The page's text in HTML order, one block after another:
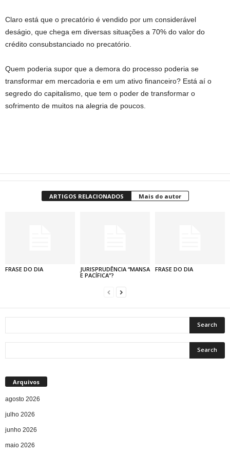
Claro está que o precatório é vendido por um considerável
deságio, que chega em diversas situações a 70% do valor do
crédito consubstanciado no precatório.
Quem poderia supor que a demora do processo poderia se
transformar em mercadoria e em um ativo financeiro? Está aí o
segredo do capitalismo, que tem o poder de transformar o
sofrimento de muitos na alegria de poucos.
ARTIGOS RELACIONADOS Mais do autor
FRASE DO DIA
JURISPRUDÊNCIA “MANSA
E PACÍFICA”?
FRASE DO DIA
Arquivos
agosto 2026
julho 2026
junho 2026
maio 2026